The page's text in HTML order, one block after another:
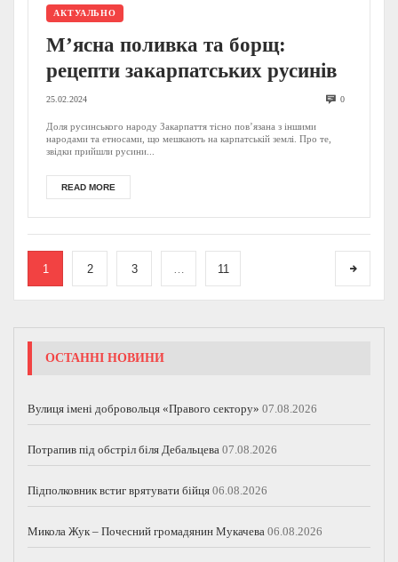
АКТУАЛЬНО
М’ясна поливка та борщ:
рецепти закарпатських русинів
25.02.2024 0
Доля русинського народу Закарпаття тісно пов’язана з іншими
народами та етносами, що мешкають на карпатській землі. Про те,
звідки прийшли русини...
READ MORE
1 2 3 11
ОСТАННІ НОВИНИ
Вулиця імені добровольця «Правого сектору» 07.08.2026
Потрапив під обстріл біля Дебальцева 07.08.2026
Підполковник встиг врятувати бійця 06.08.2026
Микола Жук – Почесний громадянин Мукачева 06.08.2026